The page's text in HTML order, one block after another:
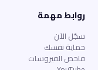
روابط مهمة
سجّل الآن
حماية نفسك
فاحص الفيروسات